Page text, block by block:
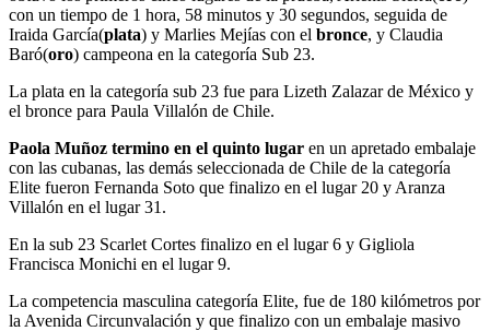
con un tiempo de 1 hora, 58 minutos y 30 segundos, seguida de
Iraida García(plata) y Marlies Mejías con el bronce, y Claudia
Baró(oro) campeona en la categoría Sub 23.
La plata en la categoría sub 23 fue para Lizeth Zalazar de México y
el bronce para Paula Villalón de Chile.
Paola Muñoz termino en el quinto lugar en un apretado embalaje
con las cubanas, las demás seleccionada de Chile de la categoría
Elite fueron Fernanda Soto que finalizo en el lugar 20 y Aranza
Villalón en el lugar 31.
En la sub 23 Scarlet Cortes finalizo en el lugar 6 y Gigliola
Francisca Monichi en el lugar 9.
La competencia masculina categoría Elite, fue de 180 kilómetros por
la Avenida Circunvalación y que finalizo con un embalaje masivo